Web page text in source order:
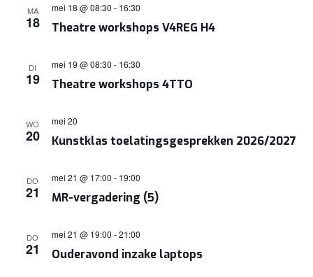
MA
18 Theatre workshops V4REG H4
mei 18 @ 08:30 - 16:30
DI
19 Theatre workshops 4TTO
mei 19 @ 08:30 - 16:30
WO
20 Kunstklas toelatingsgesprekken 2026/2027
mei 20
DO
21 MR-vergadering (5)
mei 21 @ 17:00 - 19:00
DO
21 Ouderavond inzake laptops
mei 21 @ 19:00 -21:00